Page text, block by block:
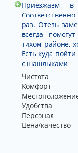
Приезжаем в
раз. Отель
всегда
тихом районе,
Есть куда
с шашлыками
Чистота
Комфорт
Удобства
Персонал
Цена/качество